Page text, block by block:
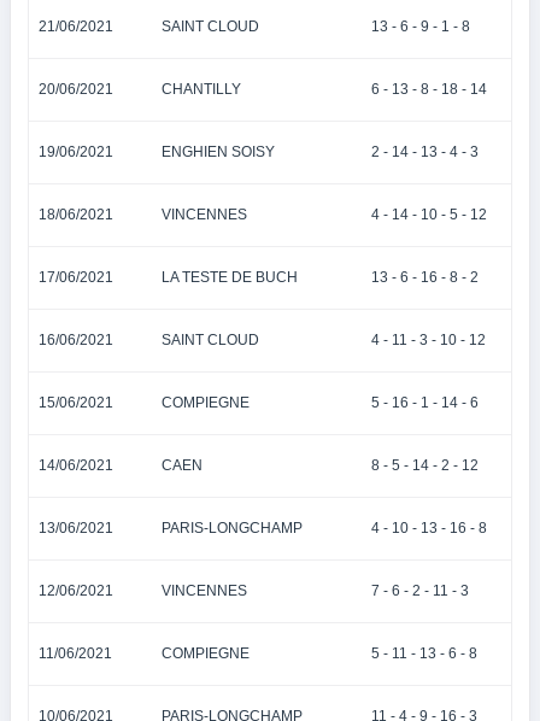
21/06/2021 SAINT CLOUD 13 - 6 - 9 - 1 - 8
20/06/2021 CHANTILLY 6 - 13 - 8 - 18 - 14
19/06/2021 ENGHIEN SOISY 2 - 14 - 13 - 4 - 3
18/06/2021 VINCENNES 4 - 14 - 10 - 5 - 12
17/06/2021 LA TESTE DE BUCH 13 - 6 - 16 - 8 - 2
16/06/2021 SAINT CLOUD 4 - 11 - 3 - 10 - 12
15/06/2021 COMPIEGNE 5 - 16 - 1 - 14 - 6
14/06/2021 CAEN 8 - 5 - 14 - 2 - 12
13/06/2021 PARIS-LONGCHAMP 4 - 10 - 13 - 16 - 8
12/06/2021 VINCENNES 7 - 6 - 2 - 11 - 3
11/06/2021 COMPIEGNE 5 - 11 - 13 - 6 - 8
10/06/2021 PARIS-LONGCHAMP 11 - 4 - 9 - 16 - 3